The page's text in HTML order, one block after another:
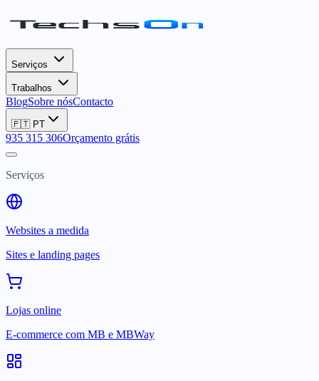
Serviços
Trabalhos
BlogSobre nósContacto
🇵🇹 PT
935 315 306Orçamento grátis
Serviços
Websites a medida
Sites e landing pages
Lojas online
E-commerce com MB e MBWay